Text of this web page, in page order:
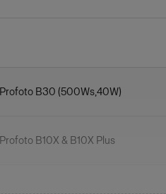
Profoto B30 (500Ws,40W)
Profoto B10X & B10X Plus